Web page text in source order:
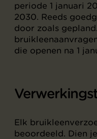
periode 1 januari
2030. Reeds
door zoals
die openen na 1
Elk
beoordeeld. Dien